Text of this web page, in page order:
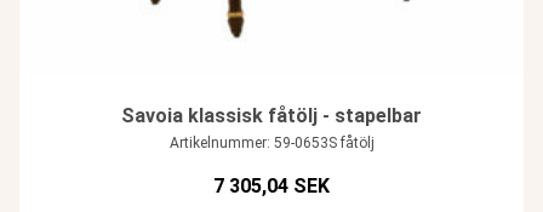
Savoia klassisk fåtölj - stapelbar
Artikelnummer: 59-0653S fåtölj
7 305,04 SEK